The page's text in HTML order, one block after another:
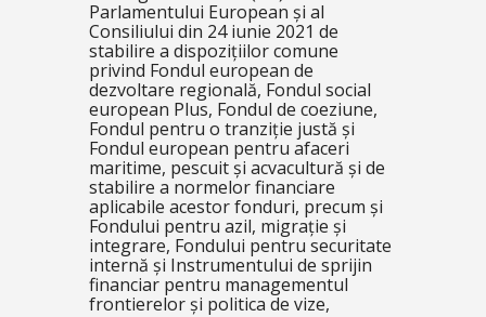
Parlamentului European și al
Consiliului din 24 iunie 2021 de
stabilire a dispozițiilor comune
privind Fondul european de
dezvoltare regională, Fondul social
european Plus, Fondul de coeziune,
Fondul pentru o tranziție justă și
Fondul european pentru afaceri
maritime, pescuit și acvacultură și de
stabilire a normelor financiare
aplicabile acestor fonduri, precum și
Fondului pentru azil, migrație și
integrare, Fondului pentru securitate
internă și Instrumentului de sprijin
financiar pentru managementul
frontierelor și politica de vize,